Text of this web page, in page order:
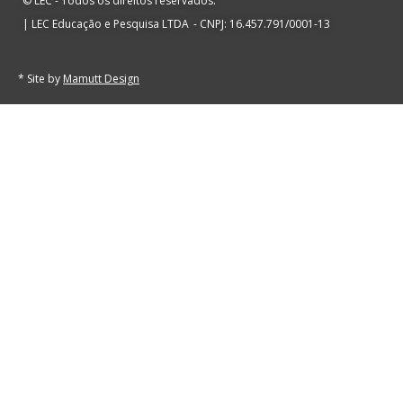
| LEC Educação e Pesquisa LTDA - CNPJ: 16.457.791/0001-13
* Site by Mamutt Design